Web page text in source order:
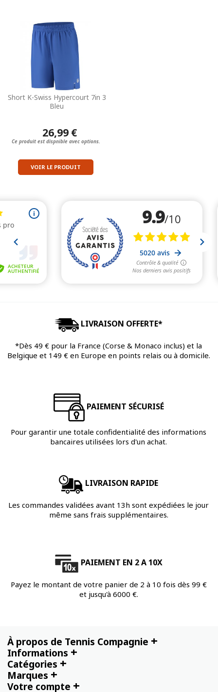
Short K-Swiss Hypercourt 7in 3
Bleu
26,99 €
Ce produit est dispnible avec options.
VOIR LE PRODUIT
LIVRAISON OFFERTE*
*Dès 49 € pour la France (Corse & Monaco inclus) et la
Belgique et 149 € en Europe en points relais ou à domicile.
PAIEMENT SÉCURISÉ
Pour garantir une totale confidentialité des informations
bancaires utilisées lors d'un achat.
LIVRAISON RAPIDE
Les commandes validées avant 13h sont expédiées le jour
même sans frais supplémentaires.
PAIEMENT EN 2 A 10X
Payez le montant de votre panier de 2 à 10 fois dès 99 €
et jusqu'à 6000 €.
À propos de Tennis Compagnie +
Informations +
Catégories +
Marques +
Votre compte +